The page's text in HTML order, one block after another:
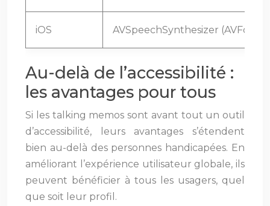
iOS AVSpeechSynthesizer
Au-delà de l’accessibilité :
les avantages pour tous
Si les talking memos sont avant tout un outil
d’accessibilité, leurs avantages s’étendent
bien au-delà des personnes handicapées. En
améliorant l’expérience utilisateur globale, ils
peuvent bénéficier à tous les usagers, quel
que soit leur profil.